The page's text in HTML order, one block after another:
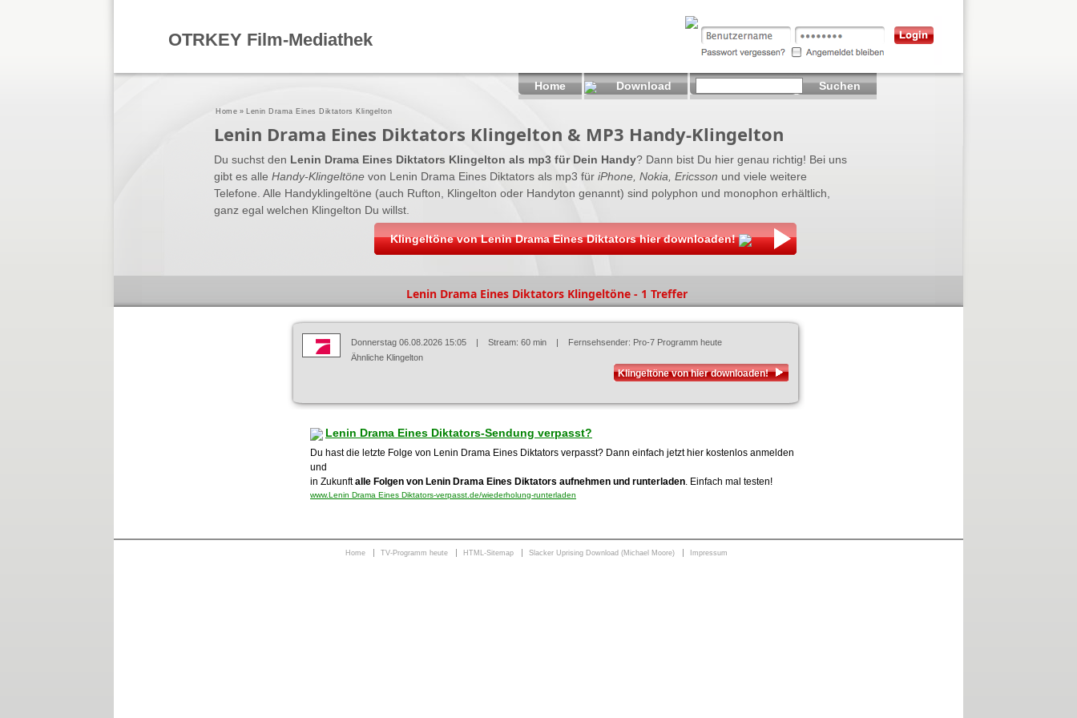
Lenin Drama Eines Diktators Klingelton & MP3 Handy-Klingelton
Du suchst den Lenin Drama Eines Diktators Klingelton als mp3 für Dein Handy? Dann bist Du hier genau richtig! Bei uns
gibt es alle Handy-Klingeltöne von Lenin Drama Eines Diktators als mp3 für iPhone, Nokia, Ericsson und viele weitere
Telefone. Alle Handyklingeltöne (auch Rufton, Klingelton oder Handyton genannt) sind polyphon und monophon erhältlich,
ganz egal welchen Klingelton Du willst.
Klingeltöne von Lenin Drama Eines Diktators hier downloaden!
Lenin Drama Eines Diktators Klingeltöne - 1 Treffer
Donnerstag 06.08.2026 15:05 | Stream: 60 min | Fernsehsender: Pro-7 Programm heute
Ähnliche Klingelton
Klingeltöne von hier downloaden!
Lenin Drama Eines Diktators-Sendung verpasst?
Du hast die letzte Folge von Lenin Drama Eines Diktators verpasst? Dann einfach jetzt hier kostenlos anmelden
und
in Zukunftalle Folgen von Lenin Drama Eines Diktators aufnehmen und runterladen. Einfach mal testen!
www.Lenin Drama Eines Diktators-verpasst.de/wiederholung-runterladen
Home » Lenin Drama Eines Diktators Klingelton
OTRKEY Film-Mediathek
Home Download Suchen
Home TV-Programm heute HTML-Sitemap Slacker Uprising Download (Michael Moore) Impressum